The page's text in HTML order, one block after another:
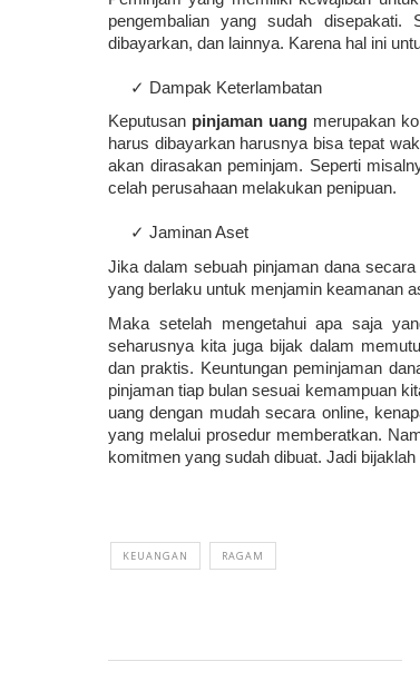
pengembalian yang sudah
dibayarkan, dan lainnya. Karena hal ini
✓ Dampak Keterlambatan
Keputusan pinjaman uang merupakan
harus dibayarkan harusnya bisa tepat
akan dirasakan peminjam. Seperti
celah perusahaan melakukan penipuan.
     ✓ Jaminan Aset
Jika dalam sebuah pinjaman dana
yang berlaku untuk menjamin keamanan
Maka setelah mengetahui apa saja
seharusnya kita juga bijak dalam
dan praktis. Keuntungan peminjaman
pinjaman tiap bulan sesuai kemampuan
uang dengan mudah secara online,
yang melalui prosedur memberatkan.
komitmen yang sudah dibuat. Jadi
KEUANGAN RAGAM